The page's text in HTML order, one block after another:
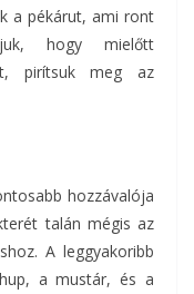
a pékárut, ami ront
hogy mielőtt
pirítsuk meg az
hozzávalója
talán mégis az
A leggyakoribb
a mustár, és a